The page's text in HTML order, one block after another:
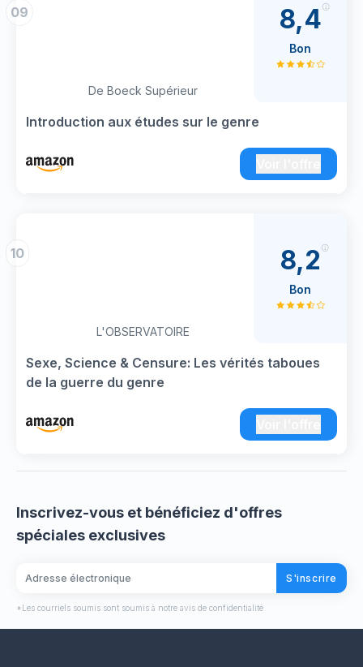
09
De Boeck Supérieur
Introduction aux études sur le genre
8,4
Bon
10
L'OBSERVATOIRE
Sexe, Science & Censure: Les vérités taboues
de la guerre du genre
8,2
Bon
Inscrivez-vous et bénéficiez d'offres
spéciales exclusives
S'inscrire
*Les courriels soumis sont soumis à notre avis de confidentialité